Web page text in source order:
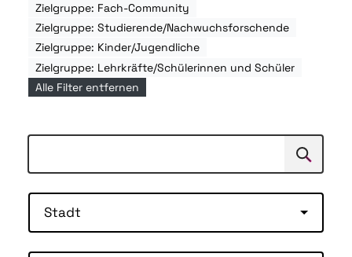
Zielgruppe: Fach-Community
Zielgruppe: Studierende/Nachwuchsforschende
Zielgruppe: Kinder/Jugendliche
Zielgruppe: Lehrkräfte/Schülerinnen und Schüler
Alle Filter entfernen
Suchen
Stadt